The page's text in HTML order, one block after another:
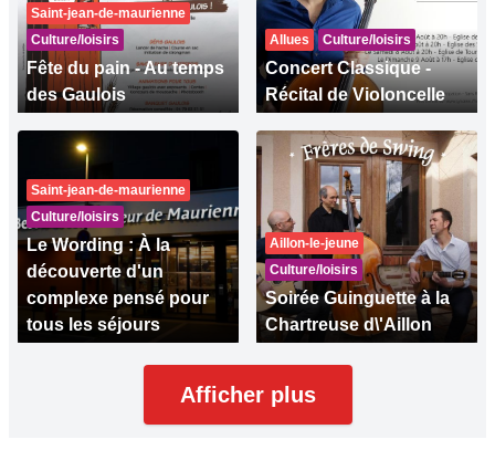
Saint-jean-de-maurienne
Culture/loisirs
Fête du pain - Au temps
des Gaulois
Allues Culture/loisirs
Concert Classique -
Récital de Violoncelle
Saint-jean-de-maurienne
Culture/loisirs
Le Wording : À la
découverte d'un
complexe pensé pour
tous les séjours
Aillon-le-jeune
Culture/loisirs
Soirée Guinguette à la
Chartreuse d\'Aillon
Afficher plus